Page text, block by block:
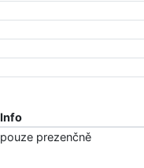
Info
pouze prezenčně